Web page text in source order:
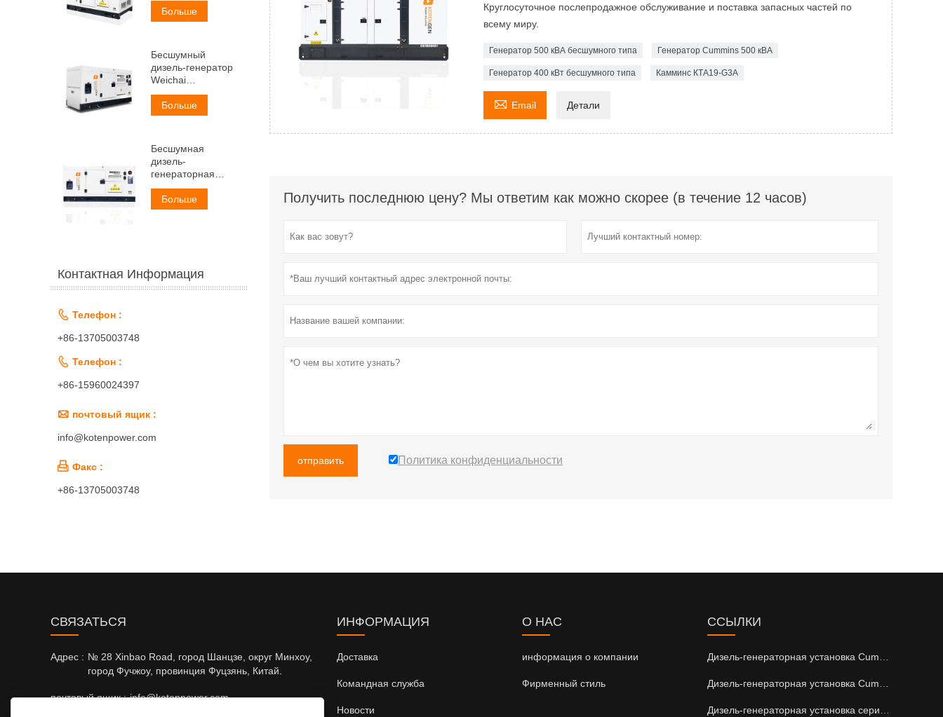
Круглосуточное послепродажное обслуживание и поставка запасных частей по
всему миру.
Генератор 500 кВА бесшумного типа Генератор Cummins 500 кВА
Генератор 400 кВт бесшумного типа Камминс КТА19-G3A
 Email Детали
Получить последнюю цену? Мы ответим как можно скорее (в течение 12 часов)
отправить Политика конфиденциальности
Больше
Бесшумный
дизель-генератор
Weichai
мощностью 50 кВА
Больше
Бесшумная
дизель-
генераторная
установка Weichai
мощностью 60 кВА
Больше
Контактная Информация
 Телефон :
+86-13705003748
 Телефон :
+86-15960024397
 почтовый ящик :
info@kotenpower.com
 Факс :
+86-13705003748
CВЯЗАТЬСЯ
Адрес : № 28 Xinbao Road, город Шанцзе, округ Минхоу,
город Фучжоу, провинция Фуцзянь, Китай.
почтовый ящик : info@kotenpower.com
ИНФОРМАЦИЯ
Доставка
Командная служба
Новости
О НАС
информация о компании
Фирменный стиль
ССЫЛКИ